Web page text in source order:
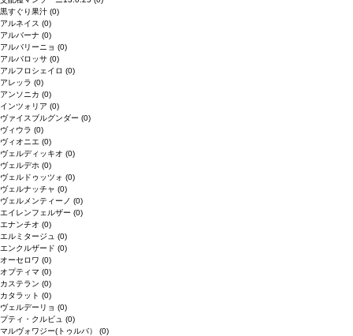
黒すぐり果汁 (0)
アルネイス (0)
アルバーナ (0)
アルバリーニョ (0)
アルバロッサ (0)
アルフロシェイロ (0)
アレッラ (0)
アンソニカ (0)
インツォリア (0)
ヴァイスブルグンダー (0)
ヴィウラ (0)
ヴィオニエ (0)
ヴェルディッキオ (0)
ヴェルデホ (0)
ヴェルドゥッツォ (0)
ヴェルナッチャ (0)
ヴェルメンティーノ (0)
エイレンフェルザー (0)
エナンチオ (0)
エルミタージュ (0)
エンクルザード (0)
オーセロワ (0)
オプティマ (0)
カステラン (0)
カタラット (0)
ヴェルデーリョ (0)
プティ・クルビュ (0)
マルヴォワジー(トゥルバ） (0)